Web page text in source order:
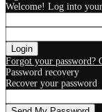
Welcome! Log into
Forgot your password?
Password recovery
Recover your password